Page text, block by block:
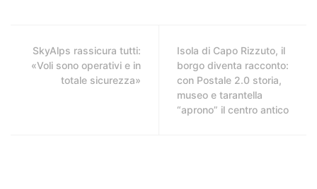
SkyAlps rassicura tutti:
«Voli sono operativi e in
totale sicurezza»
Isola di Capo Rizzuto, il
borgo diventa racconto:
con Postale 2.0 storia,
museo e tarantella
“aprono” il centro antico